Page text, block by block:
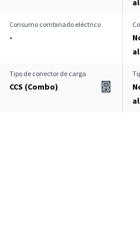
Consumo combinado eléctrico
-
Tipo de conector de carga
CCS (Combo)